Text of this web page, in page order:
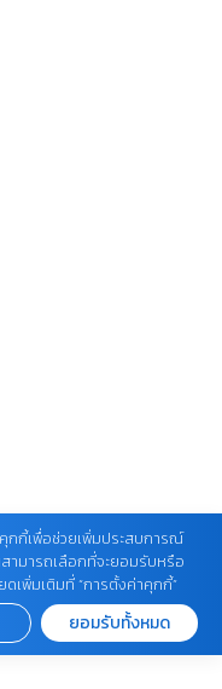
ำกัด (มหาชน)
คุกกี้เพื่อช่วยเพิ่มประสบการณ์
ามารถเลือกที่จะยอมรับหรือ
ดเพิ่มเติมที่ “การตั้งค่าคุกกี้”
ยอมรับทั้งหมด